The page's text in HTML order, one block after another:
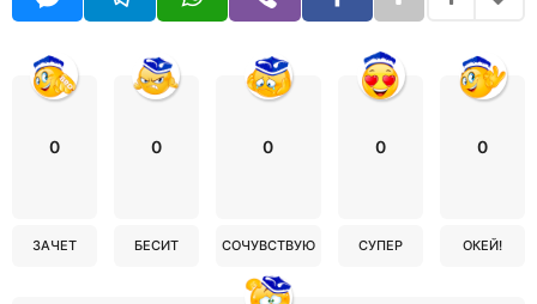
0
ЗАЧЕТ
0
БЕСИТ
0
СОЧУВСТВУЮ
0
СУПЕР
0
ОКЕЙ!